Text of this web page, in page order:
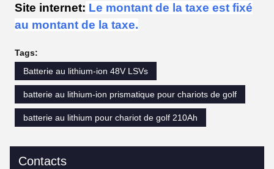
Site internet: Le montant de la taxe est fixé
au montant de la taxe.
Tags:
Batterie au lithium-ion 48V LSVs
batterie au lithium-ion prismatique pour chariots de golf
batterie au lithium pour chariot de golf 210Ah
Contacts